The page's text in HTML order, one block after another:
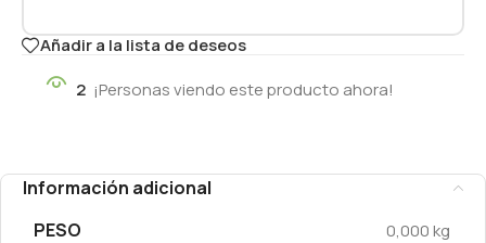
Añadir a la lista de deseos
2 ¡Personas viendo este producto ahora!
Información adicional
PESO
0,000 kg